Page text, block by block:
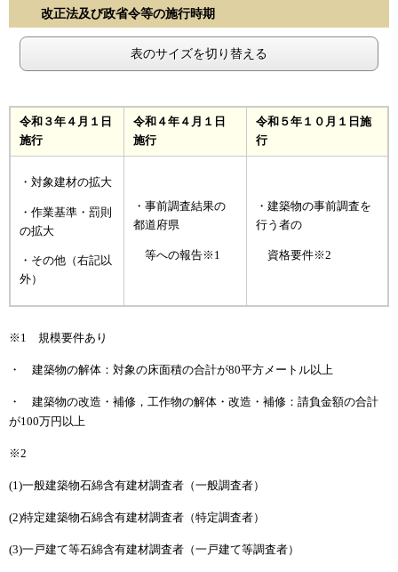
改正法及び政省令等の施行時期
表のサイズを切り替える
令和３年４月１日
施行
令和４年４月１日
施行
令和５年１０月１日施
行
・対象建材の拡大
・作業基準・罰則
の拡大
・その他（右記以
外）
・事前調査結果の
都道府県
等への報告※1
・建築物の事前調査を
行う者の
資格要件※2
※1 規模要件あり
・ 建築物の解体：対象の床面積の合計が80平方メートル以上
・ 建築物の改造・補修，工作物の解体・改造・補修：請負金額の合計
が100万円以上
※2
(1)一般建築物石綿含有建材調査者（一般調査者）
(2)特定建築物石綿含有建材調査者（特定調査者）
(3)一戸建て等石綿含有建材調査者（一戸建て等調査者）